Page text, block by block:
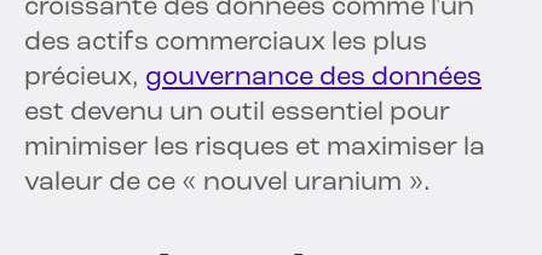
croissante des données comme l'un
des actifs commerciaux les plus
précieux, gouvernance des données
est devenu un outil essentiel pour
minimiser les risques et maximiser la
valeur de ce « nouvel uranium ».